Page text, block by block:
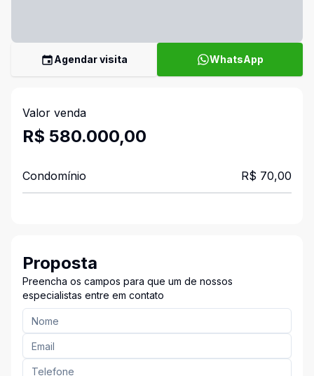
Agendar visita WhatsApp
Valor venda
R$ 580.000,00
Condomínio R$ 70,00
Proposta
Preencha os campos para que um de nossos
especialistas entre em contato